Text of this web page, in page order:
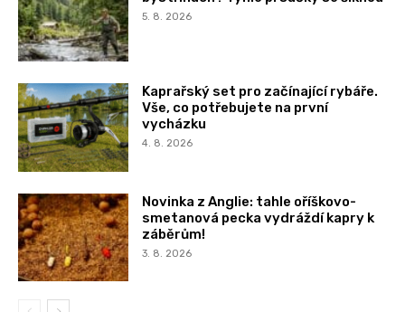
5. 8. 2026
Kaprařský set pro začínající rybáře.
Vše, co potřebujete na první
vycházku
4. 8. 2026
Novinka z Anglie: tahle oříškovo-
smetanová pecka vydráždí kapry k
záběrům!
3. 8. 2026